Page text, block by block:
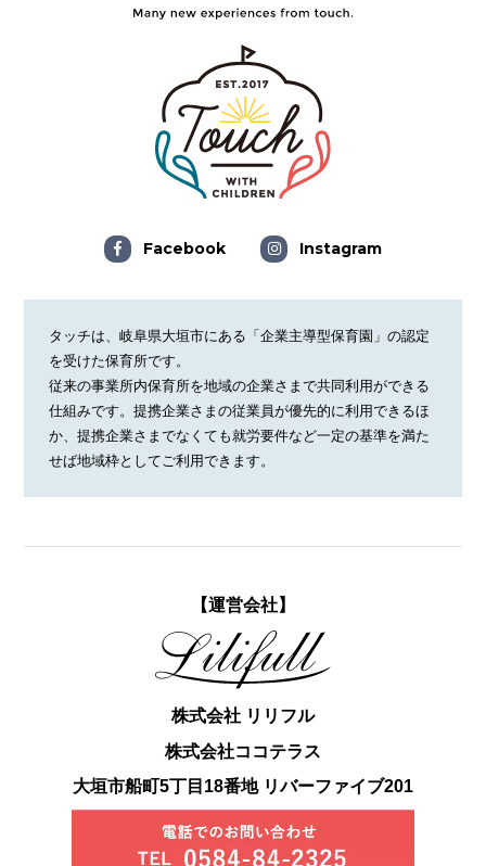
Facebook Instagram
タッチは、岐阜県大垣市にある「企業主導型保育園」の認定
を受けた保育所です。
従来の事業所内保育所を地域の企業さまで共同利用ができる
仕組みです。提携企業さまの従業員が優先的に利用できるほ
か、提携企業さまでなくても就労要件など一定の基準を満た
せば地域枠としてご利用できます。
【運営会社】
株式会社 リリフル
株式会社ココテラス
大垣市船町5丁目18番地 リバーファイブ201